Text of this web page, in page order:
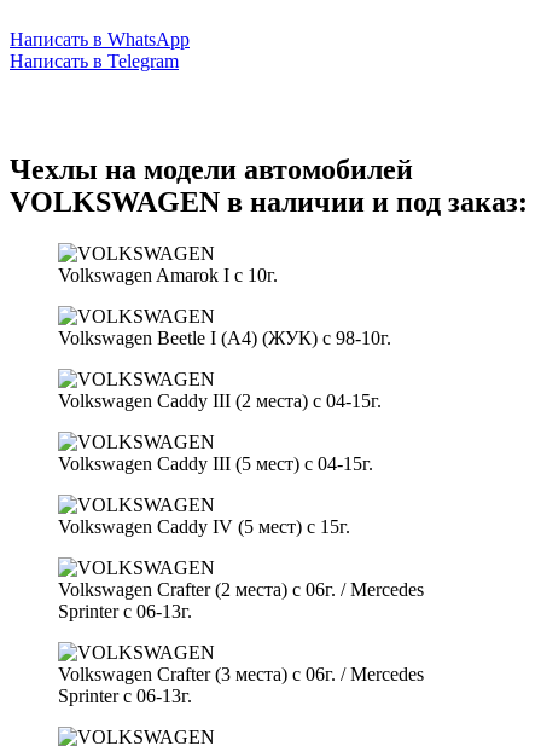
Написать в WhatsApp
Написать в Telegram
Чехлы на модели автомобилей
VOLKSWAGEN в наличии и под заказ:
Volkswagen Amarok I с 10г.
Volkswagen Beetle I (A4) (ЖУК) с 98-10г.
Volkswagen Caddy III (2 места) с 04-15г.
Volkswagen Caddy III (5 мест) с 04-15г.
Volkswagen Caddy IV (5 мест) с 15г.
Volkswagen Crafter (2 места) с 06г. / Mercedes
Sprinter c 06-13г.
Volkswagen Crafter (3 места) с 06г. / Mercedes
Sprinter c 06-13г.